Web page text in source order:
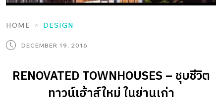
HOME DESIGN
DECEMBER 19, 2016
RENOVATED TOWNHOUSES – ชุบชีวิต
ทาวน์เฮ้าส์ใหม่ ในย่านเก่า